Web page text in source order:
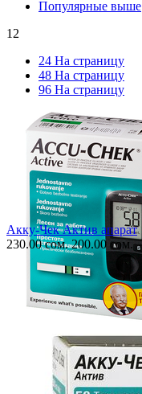
Популярные выше
12
24 На страницу
48 На страницу
96 На страницу
Акку-Чек Актив апарат
230.00 сом. 200.00 сом.